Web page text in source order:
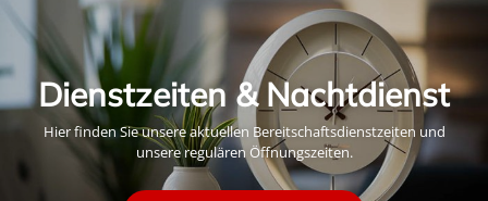
Dienstzeiten & Nachtdienst
Hier finden Sie unsere aktuellen Bereitschaftsdienstzeiten und
unsere regulären Öffnungszeiten.